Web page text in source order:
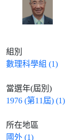
組別
數理科學組 (1)
當選年(屆別)
1976 (第11屆) (1)
所在地區
國外 (1)